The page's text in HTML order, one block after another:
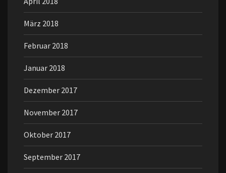
März 2018
Februar 2018
Januar 2018
Dezember 2017
November 2017
Oktober 2017
September 2017